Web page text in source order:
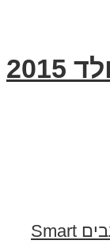
מתקפלות פישר גולד 2015